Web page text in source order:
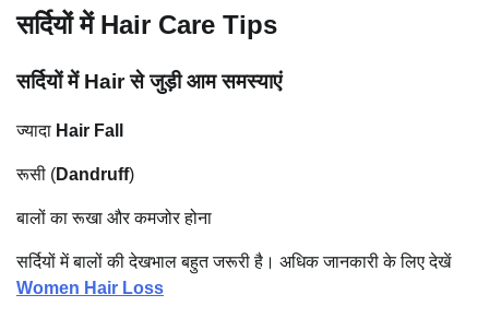
सर्दियों में Hair Care Tips
सर्दियों में Hair से जुड़ी आम समस्याएं
ज्यादा Hair Fall
रूसी (Dandruff)
बालों का रूखा और कमजोर होना
सर्दियों में बालों की देखभाल बहुत जरूरी है। अधिक जानकारी के लिए देखें
Women Hair Loss